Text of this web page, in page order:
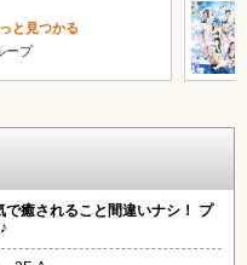
と見つかる
ープ
癒されること間違いナシ！ プ